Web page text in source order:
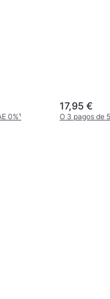
0%¹
17,95 €
O 3 pagos de